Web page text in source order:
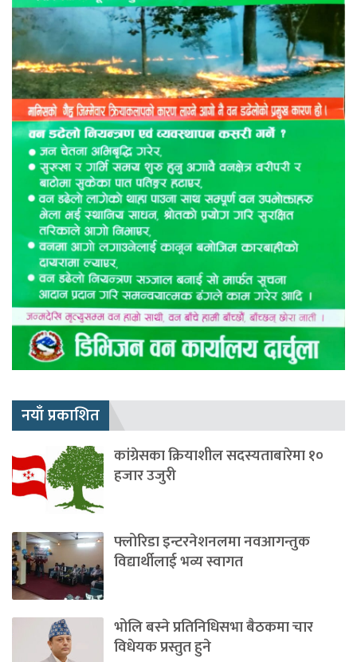
नयाँ प्रकाशित
कांग्रेसका क्रियाशील सदस्यताबारेमा १०
हजार उजुरी
फ्लोरिडा इन्टरनेशनलमा नवआगन्तुक
विद्यार्थीलाई भव्य स्वागत
भोलि बस्ने प्रतिनिधिसभा बैठकमा चार
विधेयक प्रस्तुत हुने